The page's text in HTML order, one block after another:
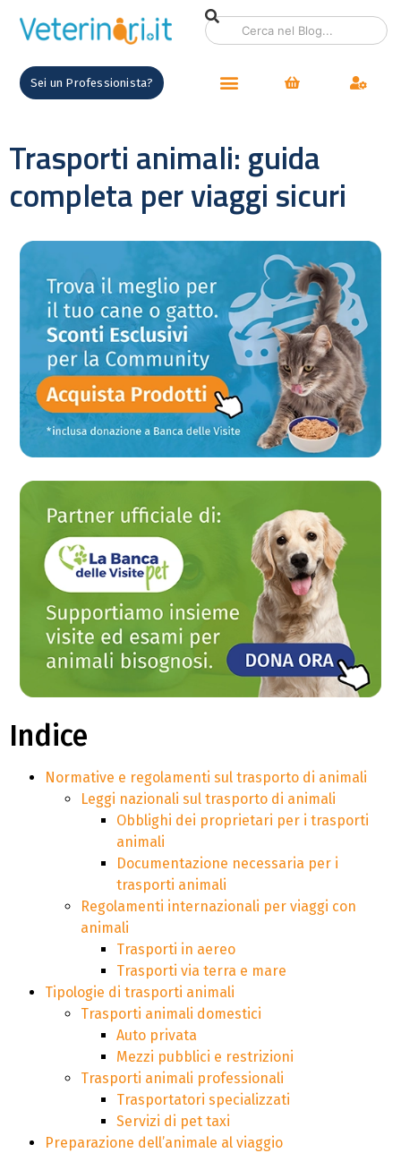
Sei un Professionista?
Trasporti animali: guida
completa per viaggi sicuri
Indice
Normative e regolamenti sul trasporto di animali
Leggi nazionali sul trasporto di animali
Obblighi dei proprietari per i trasporti
animali
Documentazione necessaria per i
trasporti animali
Regolamenti internazionali per viaggi con
animali
Trasporti in aereo
Trasporti via terra e mare
Tipologie di trasporti animali
Trasporti animali domestici
Auto privata
Mezzi pubblici e restrizioni
Trasporti animali professionali
Trasportatori specializzati
Servizi di pet taxi
Preparazione dell’animale al viaggio